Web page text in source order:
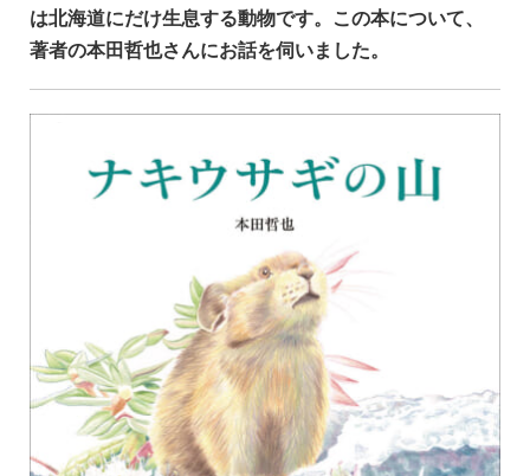
は北海道にだけ生息する動物です。この本について、
著者の本田哲也さんにお話を伺いました。